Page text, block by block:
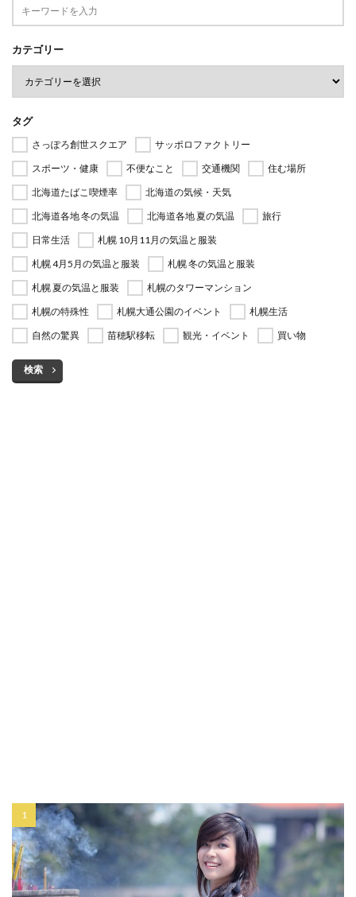
カテゴリー
タグ
さっぽろ創世スクエア
サッポロファクトリー
スポーツ・健康
不便なこと 交通機関
住む場所
北海道たばこ喫煙率
北海道の気候・天気
北海道各地 冬の気温
北海道各地 夏の気温
旅行
日常生活
札幌 10月11月の気温と服装
札幌 4月5月の気温と服装
札幌 冬の気温と服装
札幌 夏の気温と服装
札幌のタワーマンション
札幌の特殊性
札幌大通公園のイベント
札幌生活
自然の驚異
苗穂駅移転 観光・イベント 買い物
検索